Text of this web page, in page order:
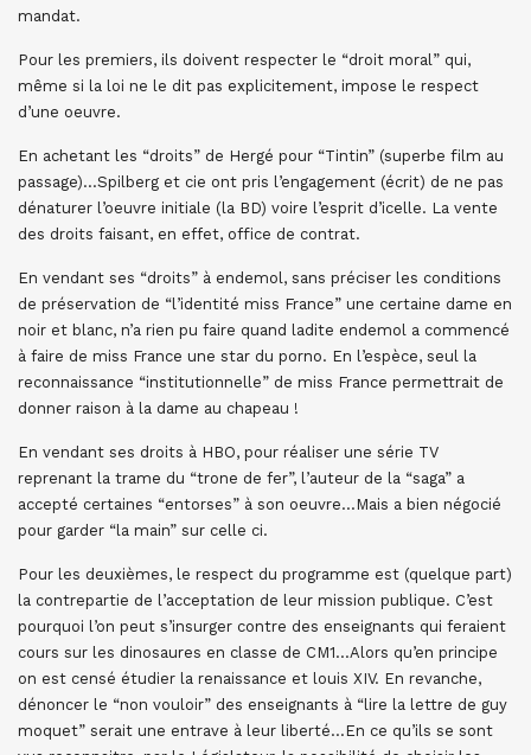
mandat.
Pour les premiers, ils doivent respecter le “droit moral” qui,
même si la loi ne le dit pas explicitement, impose le respect
d’une oeuvre.
En achetant les “droits” de Hergé pour “Tintin” (superbe film au
passage)…Spilberg et cie ont pris l’engagement (écrit) de ne pas
dénaturer l’oeuvre initiale (la BD) voire l’esprit d’icelle. La vente
des droits faisant, en effet, office de contrat.
En vendant ses “droits” à endemol, sans préciser les conditions
de préservation de “l’identité miss France” une certaine dame en
noir et blanc, n’a rien pu faire quand ladite endemol a commencé
à faire de miss France une star du porno. En l’espèce, seul la
reconnaissance “institutionnelle” de miss France permettrait de
donner raison à la dame au chapeau !
En vendant ses droits à HBO, pour réaliser une série TV
reprenant la trame du “trone de fer”, l’auteur de la “saga” a
accepté certaines “entorses” à son oeuvre…Mais a bien négocié
pour garder “la main” sur celle ci.
Pour les deuxièmes, le respect du programme est (quelque part)
la contrepartie de l’acceptation de leur mission publique. C’est
pourquoi l’on peut s’insurger contre des enseignants qui feraient
cours sur les dinosaures en classe de CM1…Alors qu’en principe
on est censé étudier la renaissance et louis XIV. En revanche,
dénoncer le “non vouloir” des enseignants à “lire la lettre de guy
moquet” serait une entrave à leur liberté…En ce qu’ils se sont